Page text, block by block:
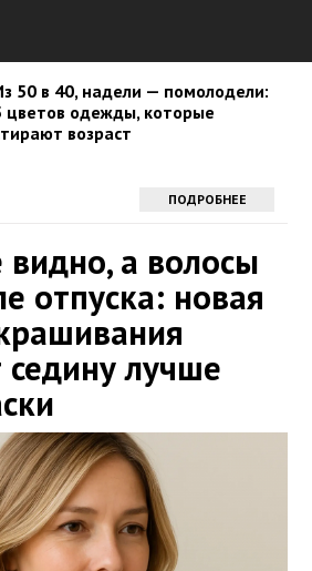
50 в 40, надели — помолодели:
цветов одежды, которые
возраст
ПОДРОБНЕЕ
а волосы
отпуска: новая
седину лучше